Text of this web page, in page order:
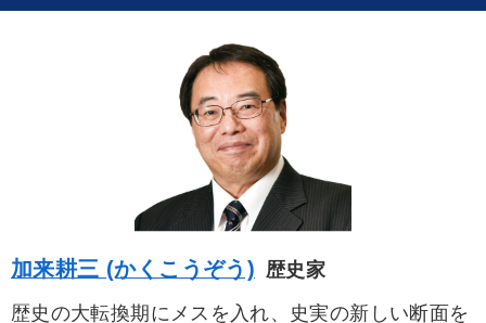
プレゼン 教育 スポーツ関連 企業再建 異発想
一倉定
上場企業 企業成長
プロ経営者
※「更新」を押すと「タグ・キーワード」を更新いただけます。
加来耕三 (かくこうぞう) 歴史家
歴史の大転換期にメスを入れ、史実の新しい断面を